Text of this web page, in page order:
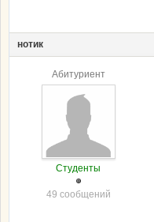
нотик
Абитуриент
Студенты
49 сообщений